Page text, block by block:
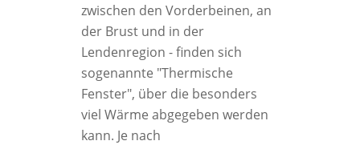
zwischen den Vorderbeinen, an
der Brust und in der
Lendenregion - finden sich
sogenannte "Thermische
Fenster", über die besonders
viel Wärme abgegeben werden
kann. Je nach